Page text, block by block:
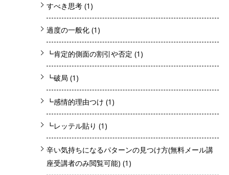
すべき思考 (1)
過度の一般化 (1)
┗肯定的側面の割引や否定 (1)
┗破局 (1)
┗感情的理由つけ (1)
┗レッテル貼り (1)
辛い気持ちになるパターンの見つけ方(無料メール講
座受講者のみ閲覧可能) (1)